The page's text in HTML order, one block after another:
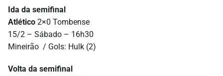
Ida da semifinal
Atlético 2×0 Tombense
15/2 – Sábado – 16h30
Mineirão / Gols: Hulk (2)
Volta da semifinal